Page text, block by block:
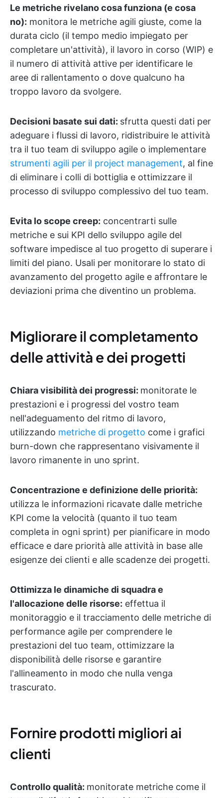
Le metriche rivelano cosa funziona (e cosa
no): monitora le metriche agili giuste, come la
durata ciclo (il tempo medio impiegato per
completare un'attività), il lavoro in corso (WIP) e
il numero di attività attive per identificare le
aree di rallentamento o dove qualcuno ha
troppo lavoro da svolgere.
Decisioni basate sui dati: sfrutta questi dati per
adeguare i flussi di lavoro, ridistribuire le attività
tra il tuo team di sviluppo agile o implementare
strumenti agili per il project management, al fine
di eliminare i colli di bottiglia e ottimizzare il
processo di sviluppo complessivo del tuo team.
Evita lo scope creep: concentrarti sulle
metriche e sui KPI dello sviluppo agile del
software impedisce al tuo progetto di superare i
limiti del piano. Usali per monitorare lo stato di
avanzamento del progetto agile e affrontare le
deviazioni prima che diventino un problema.
Migliorare il completamento
delle attività e dei progetti
Chiara visibilità dei progressi: monitorate le
prestazioni e i progressi del vostro team
nell'adeguamento del ritmo di lavoro,
utilizzando metriche di progetto come i grafici
burn-down che rappresentano visivamente il
lavoro rimanente in uno sprint.
Concentrazione e definizione delle priorità:
utilizza le informazioni ricavate dalle metriche
KPI come la velocità (quanto il tuo team
completa in ogni sprint) per pianificare in modo
efficace e dare priorità alle attività in base alle
esigenze dei clienti e alle scadenze dei progetti.
Ottimizza le dinamiche di squadra e
l'allocazione delle risorse: effettua il
monitoraggio e il tracciamento delle metriche di
performance agile per comprendere le
prestazioni del tuo team, ottimizzare la
disponibilità delle risorse e garantire
l'allineamento in modo che nulla venga
trascurato.
Fornire prodotti migliori ai
clienti
Controllo qualità: monitorate metriche come il